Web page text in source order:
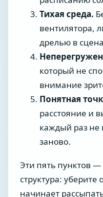
Тихая среда.
вентилятора,
дрелью в
который не
внимание
Понятная
расстояние и
каждый раз не
заново.
Эти пять пунктов —
структура: уберите
начинает